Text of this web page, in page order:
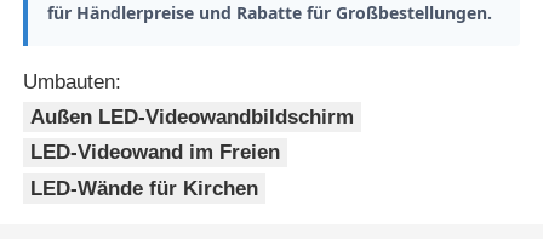
für Händlerpreise und Rabatte für Großbestellungen.
Umbauten:
Außen LED-Videowandbildschirm
LED-Videowand im Freien
LED-Wände für Kirchen